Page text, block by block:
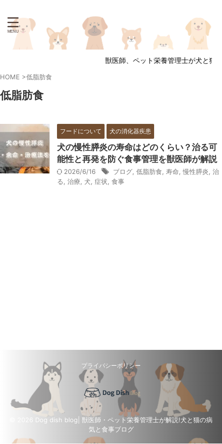
獣医師、ペット栄養管理士が犬と猫
HOME >低脂肪食
低脂肪食
フードについて 犬の消化器疾患
犬の慢性膵炎の寿命はどのくらい？治る可
能性と再発を防ぐ食事管理を獣医師が解説
2026/6/16 ブログ 低脂肪食 寿命 慢性膵炎 治
る 治療 犬 症状 食事
プライバシーポリシー
© 2026 Dog dish blog| 獣医師・ペット栄養管理士が解説!犬と猫の病
気と食事ブログ